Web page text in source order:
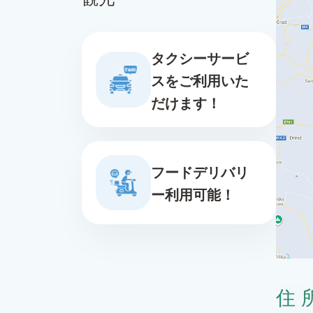
タクシーサービ
スをご利用いた
だけます！
フードデリバリ
ー利用可能！
住